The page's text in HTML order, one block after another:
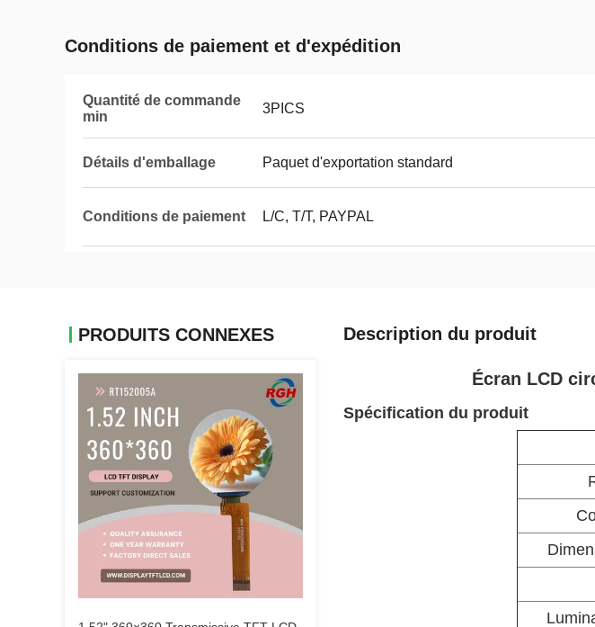
Conditions de paiement et d'expédition
Quantité de commande
min
3PICS
Détails d'emballage Paquet d'exportation standard
Conditions de paiement L/C, T/T, PAYPAL
PRODUITS CONNEXES Description du produit
Écran LCD
Spécification du produit